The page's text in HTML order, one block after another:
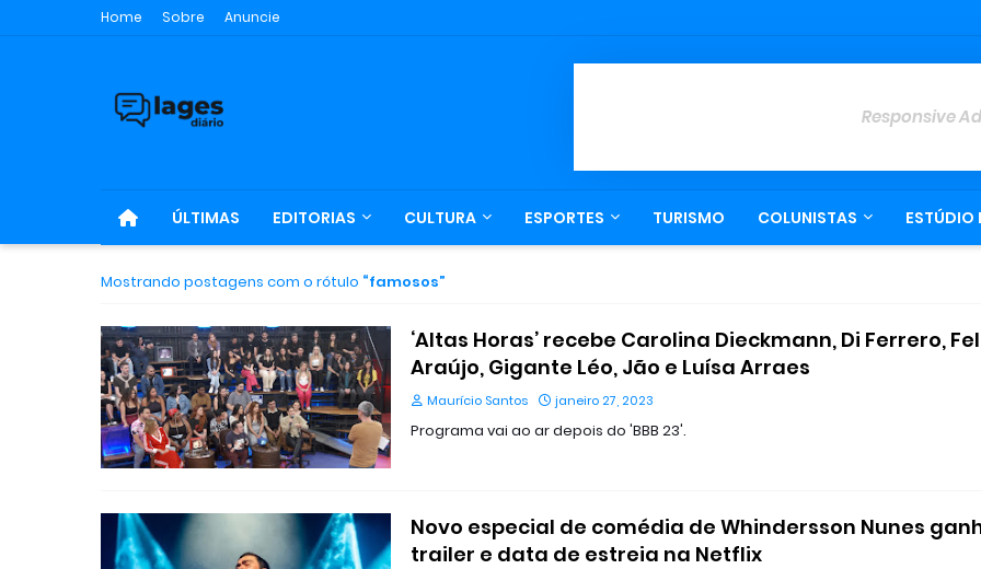
Home Sobre Anuncie
Responsive
ÚLTIMAS EDITORIAS CULTURA ESPORTES TURISMO COLUNISTAS ESTÚDIO
Mostrando postagens com o rótulo famosos
‘Altas Horas’ recebe Carolina Dieckmann, Di Ferrero,
Araújo, Gigante Léo, Jão e Luísa Arraes
Maurício Santos janeiro 27, 2023
Programa vai ao ar depois do 'BBB 23'.
Novo especial de comédia de Whindersson Nunes
trailer e data de estreia na Netflix